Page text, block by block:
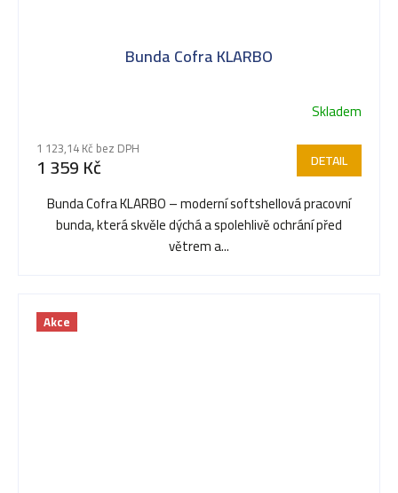
Bunda Cofra KLARBO
Skladem
1 123,14 Kč bez DPH
1 359 Kč DETAIL
Bunda Cofra KLARBO – moderní softshellová pracovní
bunda, která skvěle dýchá a spolehlivě ochrání před
větrem a...
Akce